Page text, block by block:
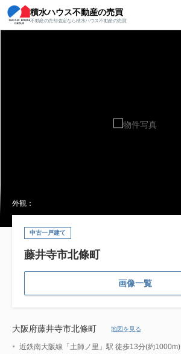
積水ハウス不動産の売買
不動産の売却査定なら積水ハウス不動産の売買
積水ハウス不動産の売買 関西エリア
中古一戸建て
藤井寺市北條町
画像一覧
外観：
大阪府藤井寺市北條町 地図を見る
近鉄南大阪線「土師ノ里」駅 徒歩13分(約1000m)